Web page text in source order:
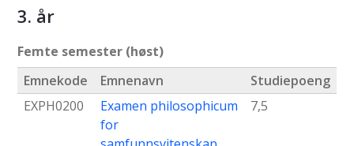
3. år
Femte semester (høst)
Emnekode
Emnenavn
Studiepoeng
EXPH0200
Examen philosophicum
for
7,5